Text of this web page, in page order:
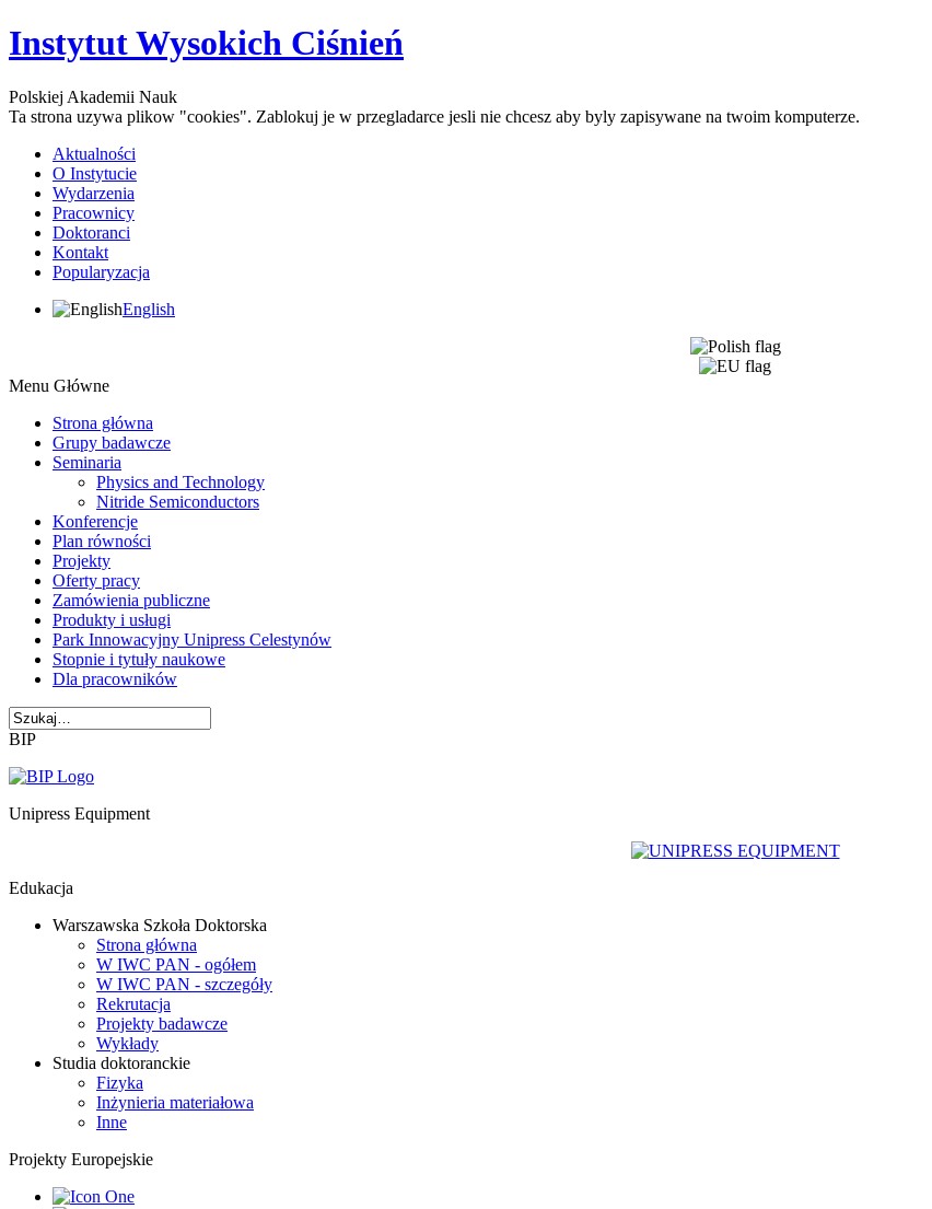
Instytut Wysokich Ciśnień
Polskiej Akademii Nauk
Ta strona uzywa plikow "cookies". Zablokuj je w przegladarce jesli nie chcesz aby byly zapisywane na twoim komputerze.
Aktualności
O Instytucie
Wydarzenia
Pracownicy
Doktoranci
Kontakt
Popularyzacja
English
Menu Główne
Strona główna
Grupy badawcze
Seminaria
Physics and Technology
Nitride Semiconductors
Konferencje
Plan równości
Projekty
Oferty pracy
Zamówienia publiczne
Produkty i usługi
Park Innowacyjny Unipress Celestynów
Stopnie i tytuły naukowe
Dla pracowników
BIP
Unipress Equipment
Edukacja
Warszawska Szkoła Doktorska
Strona główna
W IWC PAN - ogółem
W IWC PAN - szczegóły
Rekrutacja
Projekty badawcze
Wykłady
Studia doktoranckie
Fizyka
Inżynieria materiałowa
Inne
Projekty Europejskie